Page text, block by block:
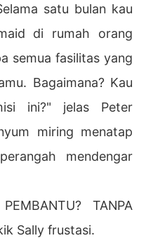
satu bulan kau
di rumah orang
semua fasilitas yang
Bagaimana? Kau
ini?" jelas Peter
miring menatap
mendengar
TANPA
Sally frustasi.